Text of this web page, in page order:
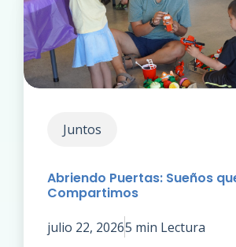
Juntos
Abriendo Puertas: Sueños
Compartimos
julio 22, 20265 min Lectura